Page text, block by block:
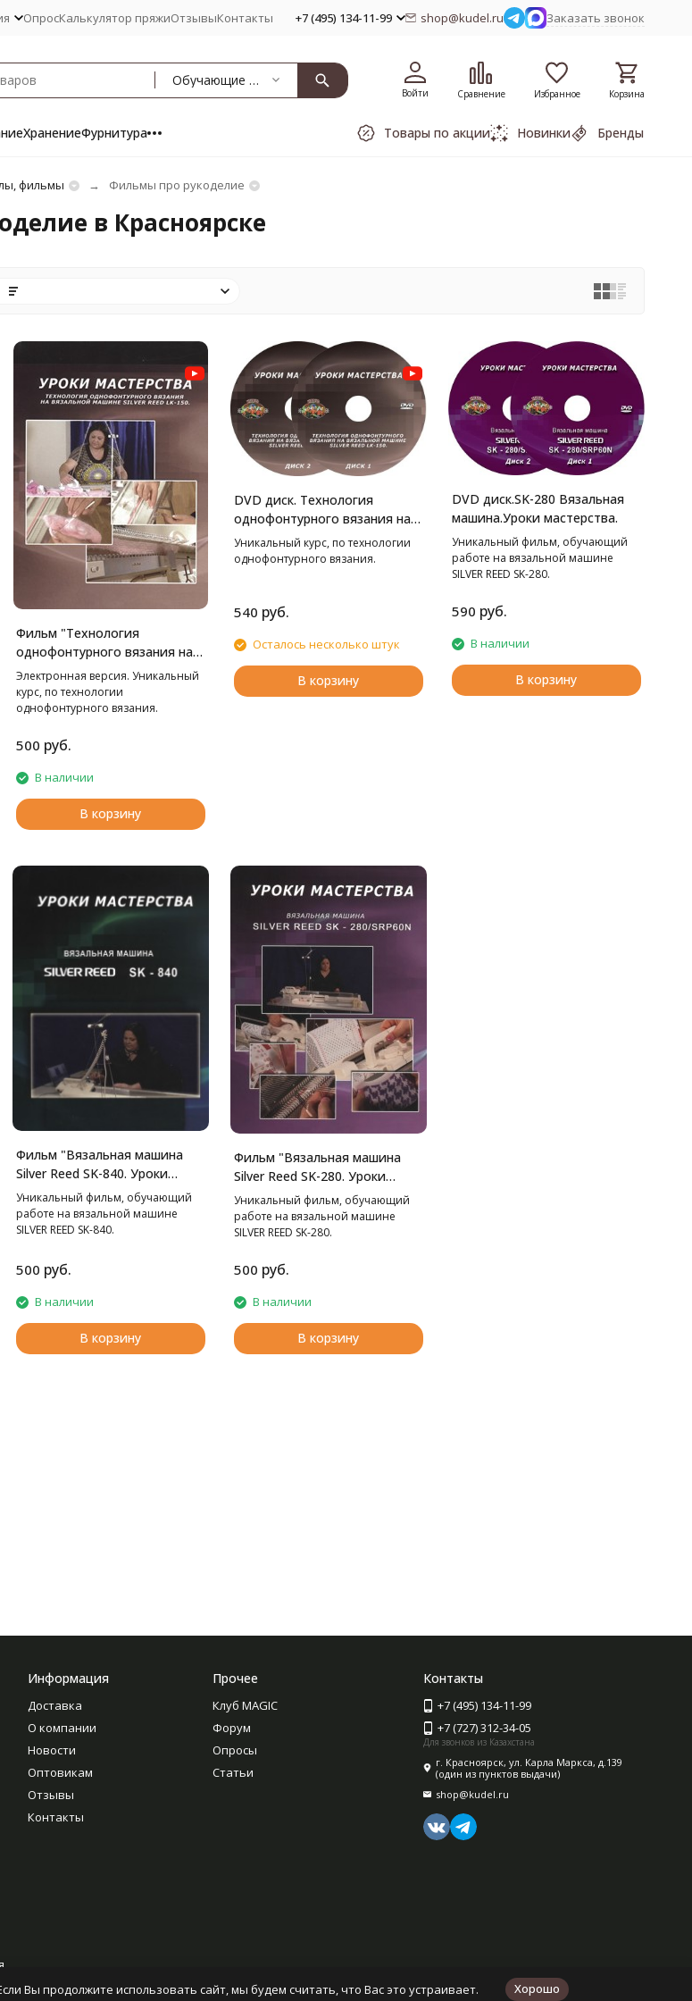
ОпросКалькулятор пряжиОтзывыКонтакты +7 (495) 134-11-99 shop@kudel.ru Заказать звонок
Обучающие фильмы
Войти Сравнение Избранное Корзина
ХранениеФурнитура Товары по акции Новинки Бренды
фильмы Фильмы про рукоделие
в Красноярске
Фильм "Технология
однофонтурного вязания на
вязальной машине LK-150.
Уроки мастерства."
Электронная версия. Уникальный
курс, по технологии
однофонтурного вязания.
500 руб.
В наличии
В корзину
DVD диск. Технология
однофонтурного вязания на
вязальной машине LK-150.
Уроки мастерства.
Уникальный курс, по технологии
однофонтурного вязания.
540 руб.
Осталось несколько штук
В корзину
DVD диск.SK-280 Вязальная
машина.Уроки мастерства.
Уникальный фильм, обучающий
работе на вязальной машине
SILVER REED SK-280.
590 руб.
В наличии
В корзину
Фильм "Вязальная машина
Silver Reed SK-840. Уроки
мастерства."
Уникальный фильм, обучающий
работе на вязальной машине
SILVER REED SK-840.
500 руб.
В наличии
В корзину
Фильм "Вязальная машина
Silver Reed SK-280. Уроки
мастерства."
Уникальный фильм, обучающий
работе на вязальной машине
SILVER REED SK-280.
500 руб.
В наличии
В корзину
Информация
Доставка
О компании
Новости
Оптовикам
Отзывы
Контакты
Прочее
Клуб MAGIC
Форум
Опросы
Статьи
Контакты
+7 (495) 134-11-99
+7 (727) 312-34-05
Для звонков из Казахстана
г. Красноярск, ул. Карла Маркса, д.139
(один из пунктов выдачи)
shop@kudel.ru
Вы продолжите использовать сайт, мы будем считать, что Вас это устраивает. Хорошо